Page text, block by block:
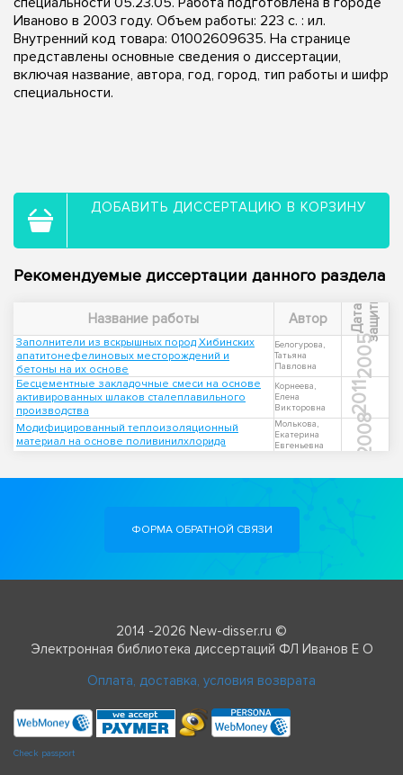
Иваново в 2003 году. Объем работы: 223 с. : ил.
Внутренний код товара: 01002609635. На странице
представлены основные сведения о диссертации,
включая название, автора, год, город, тип работы и шифр
специальности.
ДОБАВИТЬ ДИССЕРТАЦИЮ В КОРЗИНУ
Рекомендуемые диссертации данного раздела
Название работы Автор Д
а
т
а
з
а
щ
и
т ы
Заполнители из вскрышных пород Хибинских
апатитонефелиновых месторождений и
бетоны на их основе
Белогурова,
Татьяна
Павловна
2005
Бесцементные закладочные смеси на основе
активированных шлаков сталеплавильного
производства
Корнеева,
Елена
Викторовна
2011
Модифицированный теплоизоляционный
материал на основе поливинилхлорида
Молькова,
Екатерина
Евгеньевна
2008
ФОРМА ОБРАТНОЙ СВЯЗИ
2014 -2026 New-disser.ru ©
Электронная библиотека диссертаций ФЛ Иванов Е О
Оплата, доставка, условия возврата
Check passport